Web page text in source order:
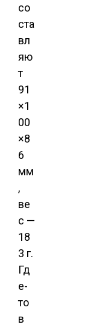
со
ста
вл
яю
т
91
×1
00
×8
6
мм
,
ве
с —
18
3 г.
Гд
е-
то
в